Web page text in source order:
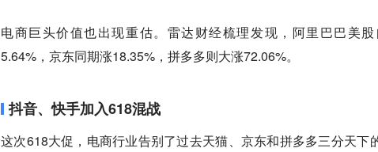
电商巨头价值也出现重估。雷达财经梳理发现，阿里巴巴美
5.64%，京东同期涨18.35%，拼多多则大涨72.06%。
抖音、快手加入618混战
这次618大促，电商行业告别了过去天猫、京东和拼多多三分天下